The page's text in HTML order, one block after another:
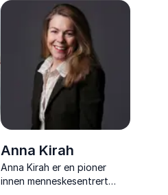
Anna Kirah
Anna Kirah er en pioner
innen menneskesentrert